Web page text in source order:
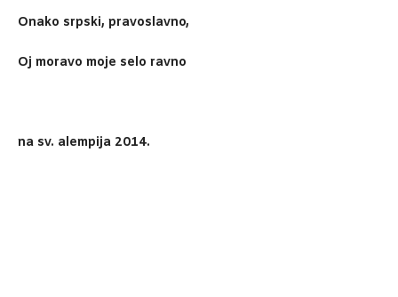
Onako srpski, pravoslavno,
Oj moravo moje selo ravno
na sv. alempija 2014.